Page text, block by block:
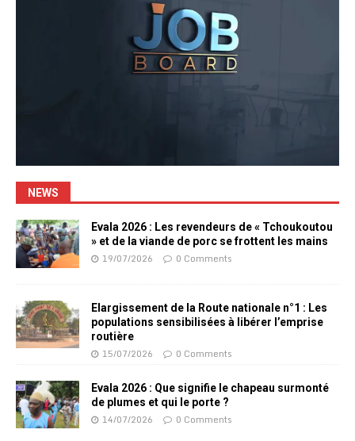
NEWS
Evala 2026 : Les revendeurs de « Tchoukoutou
» et de la viande de porc se frottent les mains
19/07/2026 0 Comments
Elargissement de la Route nationale n°1 : Les
populations sensibilisées à libérer l’emprise
routière
15/07/2026 0 Comments
Evala 2026 : Que signifie le chapeau surmonté
de plumes et qui le porte ?
14/07/2026 0 Comments